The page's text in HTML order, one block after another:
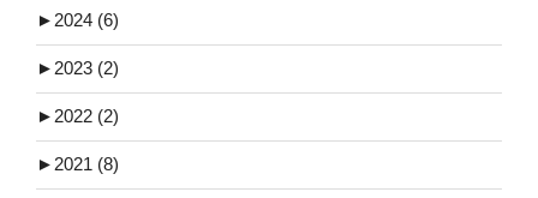
► 2024 (6)
► 2023 (2)
► 2022 (2)
► 2021 (8)